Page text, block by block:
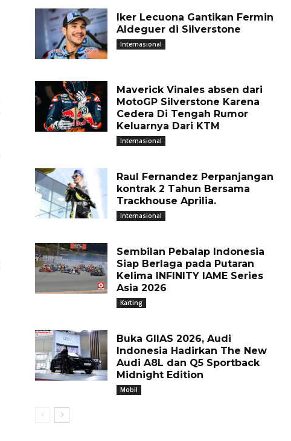
Iker Lecuona Gantikan Fermin
Aldeguer di Silverstone
Internasional
Maverick Vinales absen dari
MotoGP Silverstone Karena
Cedera Di Tengah Rumor
Keluarnya Dari KTM
Internasional
Raul Fernandez Perpanjangan
kontrak 2 Tahun Bersama
Trackhouse Aprilia.
Internasional
Sembilan Pebalap Indonesia
Siap Berlaga pada Putaran
Kelima INFINITY IAME Series
Asia 2026
Karting
Buka GIIAS 2026, Audi
Indonesia Hadirkan The New
Audi A8L dan Q5 Sportback
Midnight Edition
Mobil